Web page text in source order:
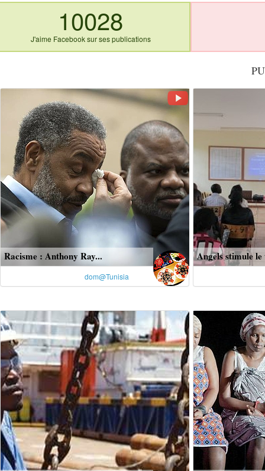
10028
J'aime Facebook sur ses publications
Racisme : Anthony Ray...
dom@Tunisia
Angels stimule